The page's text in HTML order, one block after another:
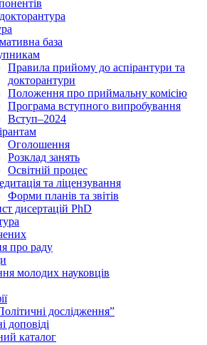
база
Правила прийому до аспірантури та
докторантури
Положення про приймальну комісію
Програма вступного випробування
Вступ–2024
Оголошення
Розклад занять
Освітній процес
та ліцензування
Форми планів та звітів
дисертацій PhD
про раду
молодих науковців
дослідження”
доповіді
каталог